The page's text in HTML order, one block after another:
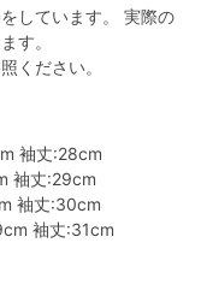
しています。 実際の
す。
ください。
袖丈:28cm
袖丈:29cm
袖丈:30cm
袖丈:31cm